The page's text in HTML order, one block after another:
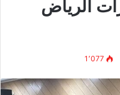
الرياض
1٬077